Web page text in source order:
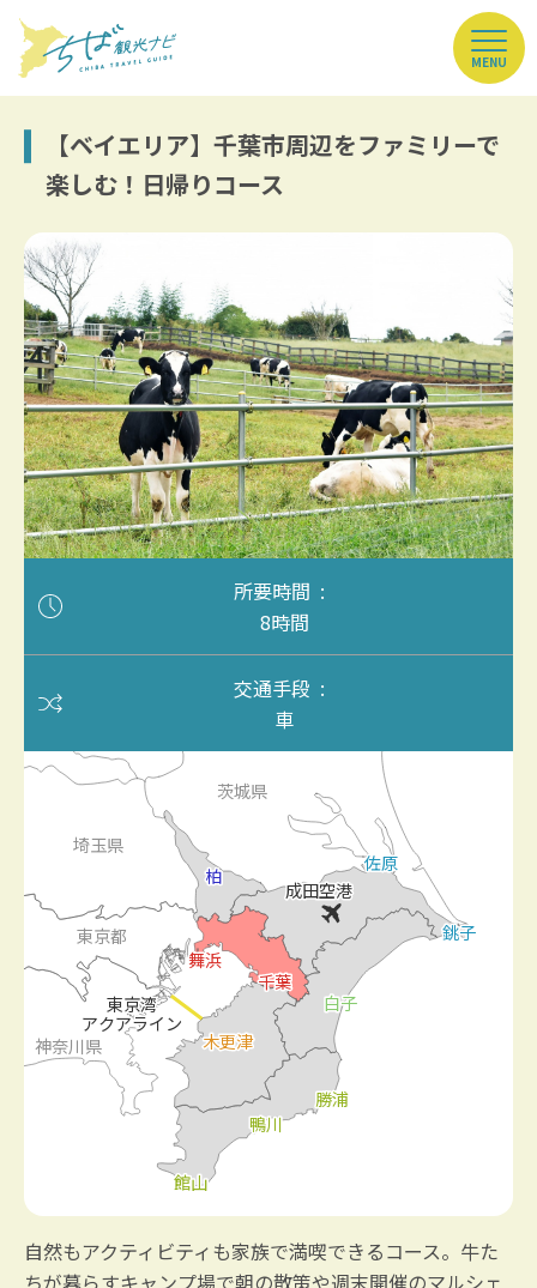
MENU
【ベイエリア】千葉市周辺をファミリーで
楽しむ！日帰りコース
自然もアクティビティも家族で満喫できるコース。牛た
ちが暮らすキャンプ場で朝の散策や週末開催のマルシェ
所要時間
8時間
交通手段
車